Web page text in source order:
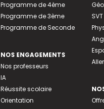
Programme de 4ème
Programme de 3ème
Programme de Seconde
NOS ENGAGEMENTS
Nos professeurs
IA
Réussite scolaire
Orientation
SVT